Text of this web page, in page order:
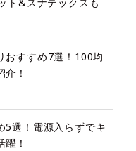
おすすめ7選！100均
！
5選！電源入らずでキ
！